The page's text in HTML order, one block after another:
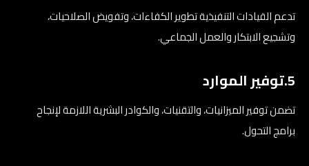
تدعم القيادات التنفيذية تطوير الكفاءات، وتفويض الصلاحيات،
وتشجيع الابتكار والعمل الجماعي.
5.توفير الموارد
تضمن توفير الميزانيات، والتقنيات، والكوادر البشرية اللازمة لإنجاح
برامج التحول.